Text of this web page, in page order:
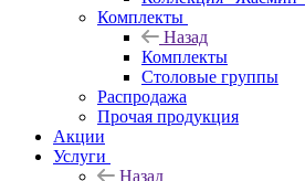
Комплекты
Назад
Комплекты
Столовые группы
Распродажа
Прочая продукция
Акции
Услуги
Назад